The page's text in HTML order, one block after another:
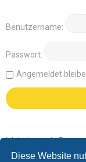
Diese Website
Benutzername:
Passwort:
Angemeldet
Ich habe mein